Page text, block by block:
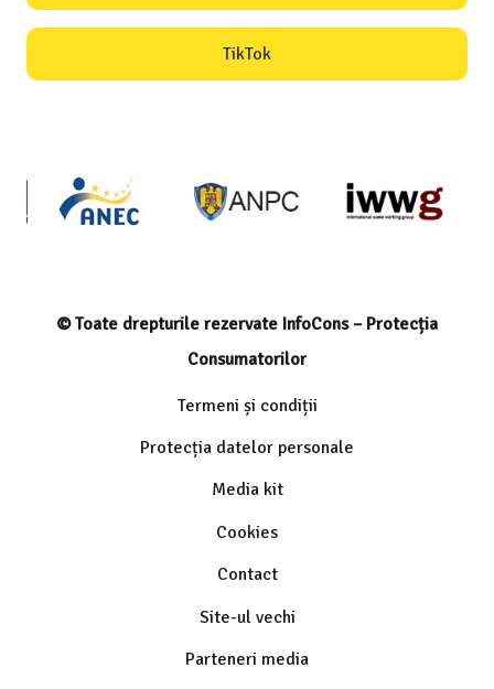
TikTok
© Toate drepturile rezervate InfoCons – Protecția
Consumatorilor
Termeni și condiții
Protecția datelor personale
Media kit
Cookies
Contact
Site-ul vechi
Parteneri media